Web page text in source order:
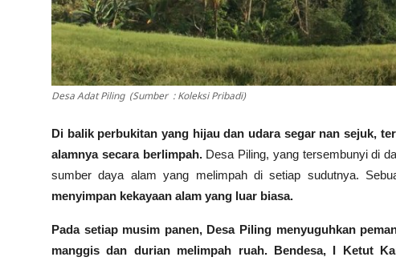
Desa Adat Piling (Sumber : Koleksi Pribadi)
Di balik perbukitan yang hijau dan udara segar nan sejuk,
alamnya secara berlimpah. Desa Piling, yang tersembunyi di
sumber daya alam yang melimpah di setiap sudutnya.
menyimpan kekayaan alam yang luar biasa.
Pada setiap musim panen, Desa Piling menyuguhkan
manggis dan durian melimpah ruah.
Bendesa, I Ketut